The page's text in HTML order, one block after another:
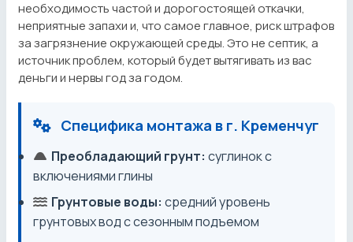
необходимость частой и дорогостоящей откачки,
неприятные запахи и, что самое главное, риск штрафов
за загрязнение окружающей среды. Это не септик, а
источник проблем, который будет вытягивать из вас
деньги и нервы год за годом.
Специфика монтажа в г. Кременчуг
Преобладающий грунт: суглинок с
включениями глины
Грунтовые воды: средний уровень
грунтовых вод с сезонным подъемом